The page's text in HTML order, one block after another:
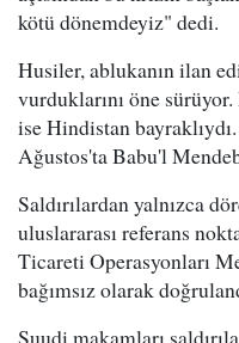
kötü dönemdeyiz" dedi.
Husiler, ablukanın ilan
vurduklarını öne
ise Hindistan
Ağustos'ta Babu'l
Saldırılardan yalnızca
uluslararası referans
Ticareti Operasyonları
bağımsız olarak